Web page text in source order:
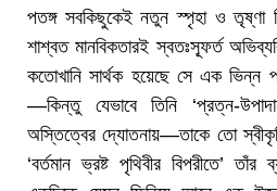
পতঙ্গ সবকিছুকেই নতুন স্পৃহা ও
শাশ্বত মানবিকতারই স্বতঃস্ফূর্ত
কতোখানি সার্থক হয়েছে সে এক ভিন্ন
—কিন্তু যেভাবে তিনি ‘প্রত্ন-
অস্তিত্বের দ্যোতনায়—তাকে তো
‘বর্তমান ভ্রষ্ট পৃথিবীর বিপরীতে’